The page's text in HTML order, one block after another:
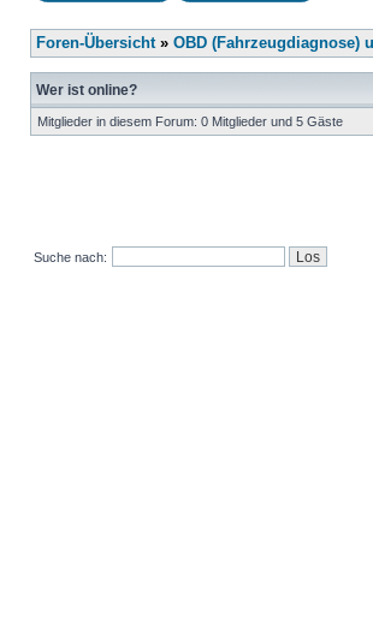
Foren-Übersicht» OBD (Fahrzeugdiagnose)
Wer ist online?
Mitglieder in diesem Forum: 0 Mitglieder und 5 Gäste
Suche nach: